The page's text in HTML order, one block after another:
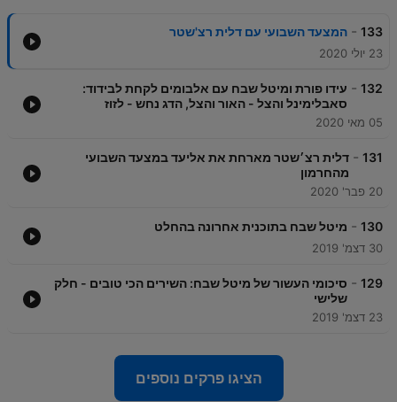
133
- המצעד השבועי עם דלית רצ'שטר
23 יולי 2020
132
- עידו פורת ומיטל שבח עם אלבומים לקחת לבידוד:
סאבלימינל והצל - האור והצל, הדג נחש - לזוז
05 מאי 2020
131
- דלית רצ׳שטר מארחת את אליעד במצעד השבועי
מהחרמון
20 פבר' 2020
130
- מיטל שבח בתוכנית אחרונה בהחלט
30 דצמ' 2019
129
- סיכומי העשור של מיטל שבח: השירים הכי טובים - חלק
שלישי
23 דצמ' 2019
הציגו פרקים נוספים